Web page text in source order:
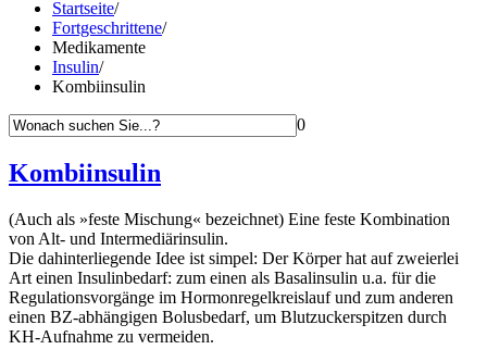
Startseite/
Fortgeschrittene/
Medikamente
Insulin/
Kombiinsulin
0
Kombiinsulin
(Auch als »feste Mischung« bezeichnet) Eine feste Kombination
von Alt- und Intermediärinsulin.
Die dahinterliegende Idee ist simpel: Der Körper hat auf zweierlei
Art einen Insulinbedarf: zum einen als Basalinsulin u.a. für die
Regulationsvorgänge im Hormonregelkreislauf und zum anderen
einen BZ-abhängigen Bolusbedarf, um Blutzuckerspitzen durch
KH-Aufnahme zu vermeiden.